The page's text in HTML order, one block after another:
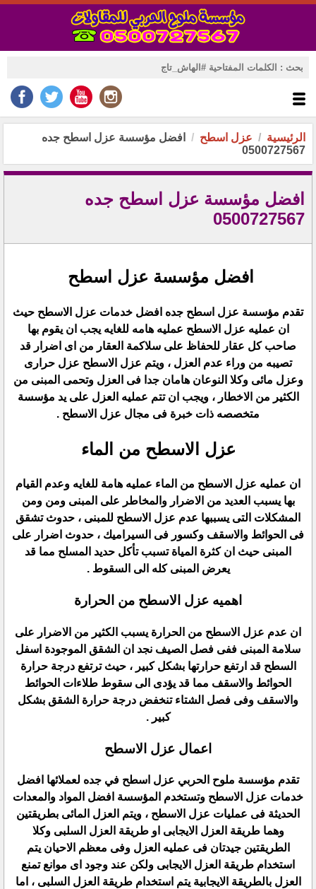
الرئيسية عزل اسطح
افضل مؤسسة عزل اسطح جده
0500727567
افضل مؤسسة عزل اسطح جده
0500727567
افضل مؤسسة عزل اسطح
تقدم مؤسسة عزل اسطح جده افضل خدمات عزل الاسطح حيث
ان عمليه عزل الاسطح عمليه هامه للغايه يجب ان يقوم بها
صاحب كل عقار للحفاظ على سلاكمة العقار من اى اضرار قد
تصيبه من وراء عدم العزل ، ويتم عزل الاسطح عزل حرارى
وعزل مائى وكلا النوعان هامان جدا فى العزل وتحمى المبنى من
الكثير من الاخطار ، ويجب ان تتم عمليه العزل على يد مؤسسة
متخصصه ذات خبرة فى مجال عزل الاسطح .
عزل الاسطح من الماء
ان عمليه عزل الاسطح من الماء عمليه هامة للغايه وعدم القيام
بها يسبب العديد من الاضرار والمخاطر على المبنى ومن ومن
المشكلات التى يسببها عدم عزل الاسطح للمبنى ، حدوث تشقق
فى الحوائط والاسقف وكسور فى السيراميك ، حدوث اضرار على
المبنى حيث ان كثرة المياة تسبب تأكل حديد المسلح مما قد
يعرض المبنى كله الى السقوط .
اهميه عزل الاسطح من الحرارة
ان عدم عزل الاسطح من الحرارة يسبب الكثير من الاضرار على
سلامة المبنى ففى فصل الصيف نجد ان الشقق الموجودة اسفل
السطح قد ارتفع حرارتها بشكل كبير ، حيث ترتفع درجة حرارة
الحوائط والاسقف مما قد يؤدى الى سقوط طلاءات الحوائط
والاسقف وفى فصل الشتاء تنخفض درجة حرارة الشقق بشكل
كبير .
اعمال عزل الاسطح
تقدم مؤسسة ملوح الحربي عزل اسطح في جده لعملائها افضل
خدمات عزل الاسطح وتستخدم المؤسسة افضل المواد والمعدات
الحديثة فى عمليات عزل الاسطح ، ويتم العزل المائى بطريقتين
وهما طريقة العزل الايجابى او طريقة العزل السلبى وكلا
الطريقتين جيدتان فى عمليه العزل وفى معظم الاحيان يتم
استخدام طريقة العزل الايجابى ولكن عند وجود اى موانع تمنع
العزل بالطريقة الايجابية يتم استخدام طريقة العزل السلبى ، اما